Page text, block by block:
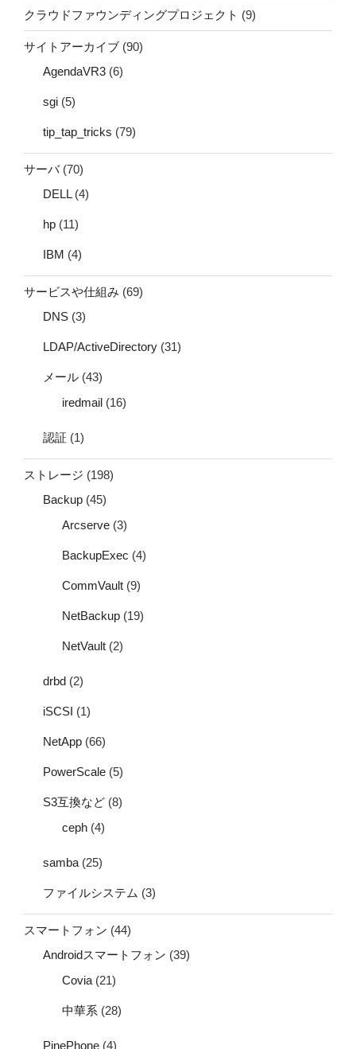
クラウドファウンディングプロジェクト (9)
サイトアーカイブ (90)
AgendaVR3 (6)
sgi (5)
tip_tap_tricks (79)
サーバ(70)
DELL(4)
hp (11)
IBM (4)
サービスや仕組み (69)
DNS (3)
LDAP/ActiveDirectory (31)
メール (43)
iredmail (16)
認証 (1)
ストレージ (198)
Backup (45)
Arcserve (3)
BackupExec (4)
CommVault (9)
NetBackup (19)
NetVault (2)
drbd (2)
iSCSI (1)
NetApp (66)
PowerScale (5)
S3互換など (8)
ceph (4)
samba (25)
ファイルシステム (3)
スマートフォン (44)
Androidスマートフォン (39)
Covia (21)
中華系 (28)
PinePhone (4)